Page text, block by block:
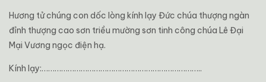
Hương tử chúng con dốc lòng kính lạy Đức chúa thượng ngàn
đỉnh thượng cao sơn triều mường sơn tinh công chúa Lê Đại
Mại Vương ngọc điện hạ.
Kính lạy:………………………………………………………………..